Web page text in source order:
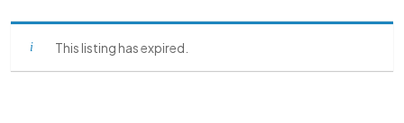
This listing has expired.